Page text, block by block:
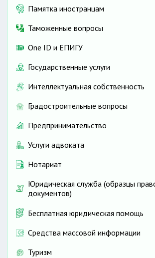
Памятка иностранцам
Таможенные вопросы
One ID и ЕПИГУ
Государственные услуги
Интеллектуальная собственность
Градостроительные вопросы
Предпринимательство
Услуги адвоката
Нотариат
Юридическая служба (образцы
документов)
Бесплатная юридическая помощь
Средства массовой информации
Туризм